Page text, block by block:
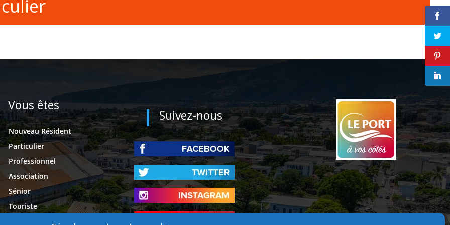
Vous êtes
Nouveau Résident
Particulier
Professionnel
Association
Sénior
Touriste
Suivez-nous